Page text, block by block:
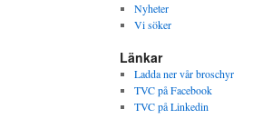
Nyheter
Vi söker
Länkar
Ladda ner vår broschyr
TVC på Facebook
TVC på Linkedin